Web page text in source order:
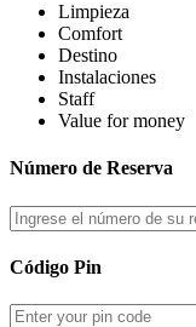
Limpieza
Comfort
Destino
Instalaciones
Staff
Value for money
Número de Reserva
Código Pin